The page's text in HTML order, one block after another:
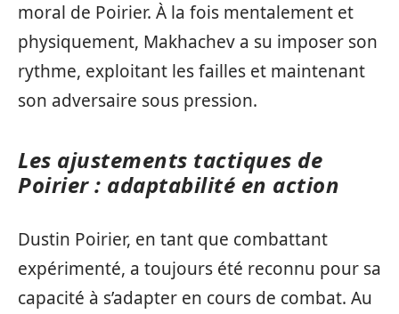
moral de Poirier. À la fois mentalement et
physiquement, Makhachev a su imposer son
rythme, exploitant les failles et maintenant
son adversaire sous pression.
Les ajustements tactiques de
Poirier : adaptabilité en action
Dustin Poirier, en tant que combattant
expérimenté, a toujours été reconnu pour sa
capacité à s’adapter en cours de combat. Au